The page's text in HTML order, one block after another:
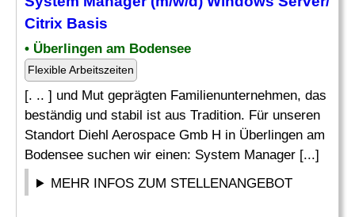
Citrix Basis
• Überlingen am Bodensee
Flexible Arbeitszeiten
[. .. ] und Mut geprägten Familienunternehmen, das
beständig und stabil ist aus Tradition. Für unseren
Standort Diehl Aerospace Gmb H in Überlingen am
Bodensee suchen wir einen: System Manager [...]
MEHR INFOS ZUM STELLENANGEBOT